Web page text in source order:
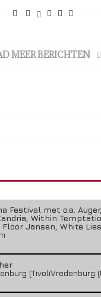
MEER BERICHTEN
Festival met o.a.
Within
Jansen, White Lies
(TivoliVredenburg